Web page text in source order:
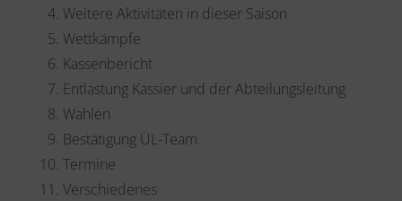
Weitere Aktivitäten in dieser Saison
Wettkämpfe
Kassenbericht
Entlastung Kassier und der Abteilungsleitung
Wahlen
Bestätigung ÜL-Team
Termine
Verschiedenes